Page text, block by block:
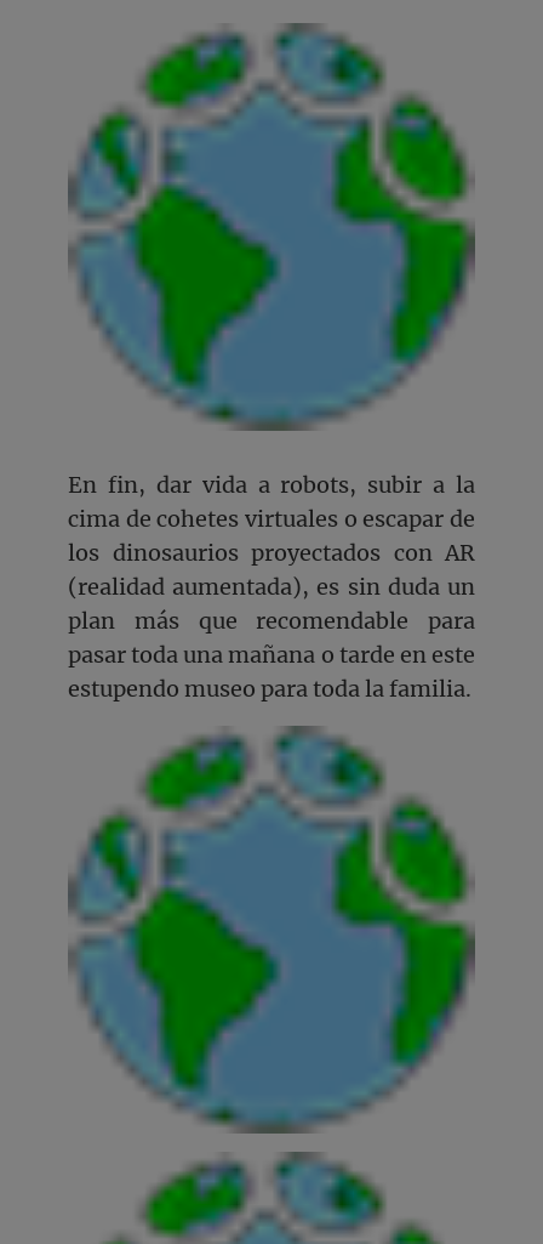
En fin, dar vida a robots, subir a la
cima de cohetes virtuales o escapar de
los dinosaurios proyectados con AR
(realidad aumentada), es sin duda un
plan más que recomendable para
pasar toda una mañana o tarde en este
estupendo museo para toda la familia.